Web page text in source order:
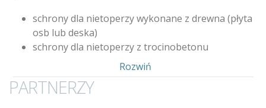
schrony dla nietoperzy wykonane z drewna (płyta
osb lub deska)
schrony dla nietoperzy z trocinobetonu
Pokaż
Rozwiń
PARTNERZY